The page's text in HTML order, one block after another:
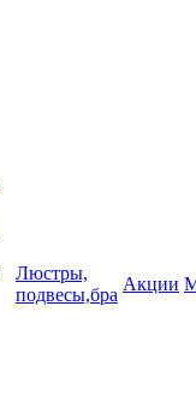
Люстры,
подвесы,бра
Акции